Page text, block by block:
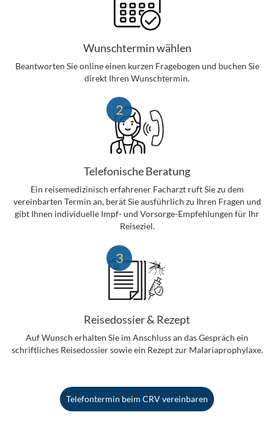
Wunschtermin wählen
Beantworten Sie online einen kurzen Fragebogen und buchen Sie
direkt Ihren Wunschtermin.
2
Telefonische Beratung
Ein reisemedizinisch erfahrener Facharzt ruft Sie zu dem
vereinbarten Termin an, berät Sie ausführlich zu Ihren Fragen und
gibt Ihnen individuelle Impf- und Vorsorge-Empfehlungen für Ihr
Reiseziel.
3
Reisedossier & Rezept
Auf Wunsch erhalten Sie im Anschluss an das Gespräch ein
schriftliches Reisedossier sowie ein Rezept zur Malariaprophylaxe.
Telefontermin beim CRV vereinbaren